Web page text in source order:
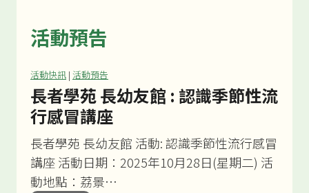
事
宜
活動預告
活動快訊 | 活動預告
長者學苑 長幼友館 : 認識季節性流
行感冒講座
長者學苑 長幼友館 活動: 認識季節性流行感冒
講座 活動日期：2025年10月28日(星期二) 活
動地點：荔景…